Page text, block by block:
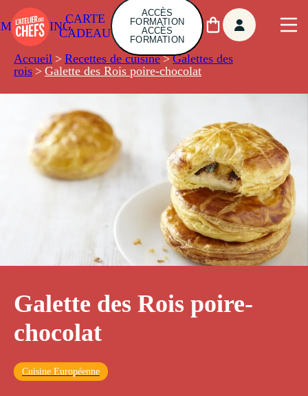
CARTE
CADEAU
ACCÈS
FORMATION
ACCÈS
FORMATION
Accueil > Recettes de cuisine > Galettes des
rois > Galette des Rois poire-chocolat
Galette des Rois poire-
chocolat
Cuisine Européenne